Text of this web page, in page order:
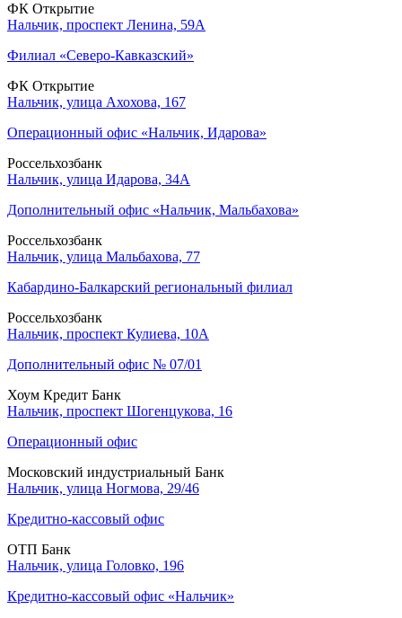
ФК Открытие
Нальчик, проспект Ленина, 59А
Филиал «Северо-Кавказский»
ФК Открытие
Нальчик, улица Ахохова, 167
Операционный офис «Нальчик, Идарова»
Россельхозбанк
Нальчик, улица Идарова, 34А
Дополнительный офис «Нальчик, Мальбахова»
Россельхозбанк
Нальчик, улица Мальбахова, 77
Кабардино-Балкарский региональный филиал
Россельхозбанк
Нальчик, проспект Кулиева, 10А
Дополнительный офис № 07/01
Хоум Кредит Банк
Нальчик, проспект Шогенцукова, 16
Операционный офис
Московский индустриальный Банк
Нальчик, улица Ногмова, 29/46
Кредитно-кассовый офис
ОТП Банк
Нальчик, улица Головко, 196
Кредитно-кассовый офис «Нальчик»